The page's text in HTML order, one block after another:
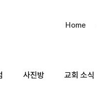
Home
사진방 교회 소식